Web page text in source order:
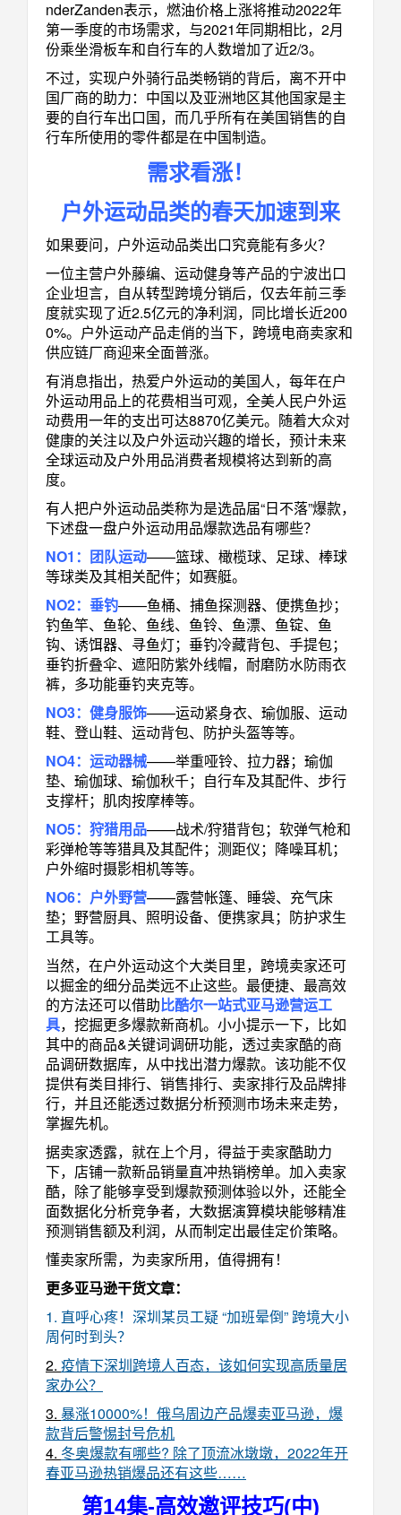
nderZanden表示，燃油价格上涨将推动2022年
第一季度的市场需求，与2021年同期相比，2月
份乘坐滑板车和自行车的人数增加了近2/3。
不过，实现户外骑行品类畅销的背后，离不开中
国厂商的助力：中国以及亚洲地区其他国家是主
要的自行车出口国，而几乎所有在美国销售的自
行车所使用的零件都是在中国制造。
需求看涨！
户外运动品类的春天加速到来
如果要问，户外运动品类出口究竟能有多火？
一位主营户外藤编、运动健身等产品的宁波出口
企业坦言，自从转型跨境分销后，仅去年前三季
度就实现了近2.5亿元的净利润，同比增长近200
0%。户外运动产品走俏的当下，跨境电商卖家和
供应链厂商迎来全面普涨。
有消息指出，热爱户外运动的美国人，每年在户
外运动用品上的花费相当可观，全美人民户外运
动费用一年的支出可达8870亿美元。随着大众对
健康的关注以及户外运动兴趣的增长，预计未来
全球运动及户外用品消费者规模将达到新的高
度。
有人把户外运动品类称为是选品届“日不落”爆款，
下述盘一盘户外运动用品爆款选品有哪些？
NO1：团队运动——篮球、橄榄球、足球、棒球
等球类及其相关配件；如赛艇。
NO2：垂钓——鱼桶、捕鱼探测器、便携鱼抄；
钓鱼竿、鱼轮、鱼线、鱼铃、鱼漂、鱼锭、鱼
钩、诱饵器、寻鱼灯；垂钓冷藏背包、手提包；
垂钓折叠伞、遮阳防紫外线帽，耐磨防水防雨衣
裤，多功能垂钓夹克等。
NO3：健身服饰——运动紧身衣、瑜伽服、运动
鞋、登山鞋、运动背包、防护头盔等等。
NO4：运动器械——举重哑铃、拉力器；瑜伽
垫、瑜伽球、瑜伽秋千；自行车及其配件、步行
支撑杆；肌肉按摩棒等。
NO5：狩猎用品——战术/狩猎背包；软弹气枪和
彩弹枪等等猎具及其配件；测距仪；降噪耳机；
户外缩时摄影相机等等。
NO6：户外野营——露营帐篷、睡袋、充气床
垫；野营厨具、照明设备、便携家具；防护求生
工具等。
当然，在户外运动这个大类目里，跨境卖家还可
以掘金的细分品类远不止这些。最便捷、最高效
的方法还可以借助比酷尔一站式亚马逊营运工
具，挖掘更多爆款新商机。小小提示一下，比如
其中的商品&关键词调研功能，透过卖家酷的商
品调研数据库，从中找出潜力爆款。该功能不仅
提供有类目排行、销售排行、卖家排行及品牌排
行，并且还能透过数据分析预测市场未来走势，
掌握先机。
据卖家透露，就在上个月，得益于卖家酷助力
下，店铺一款新品销量直冲热销榜单。加入卖家
酷，除了能够享受到爆款预测体验以外，还能全
面数据化分析竞争者，大数据演算模块能够精准
预测销售额及利润，从而制定出最佳定价策略。
懂卖家所需，为卖家所用，值得拥有！
更多亚马逊干货文章：
1. 直呼心疼！深圳某员工疑 “加班晕倒” 跨境大小
周何时到头？
2. 疫情下深圳跨境人百态，该如何实现高质量居
家办公？
3. 暴涨10000%！俄乌周边产品爆卖亚马逊，爆
款背后警惕封号危机
4. 冬奥爆款有哪些? 除了顶流冰墩墩，2022年开
春亚马逊热销爆品还有这些……
第14集-高效邀评技巧(中)